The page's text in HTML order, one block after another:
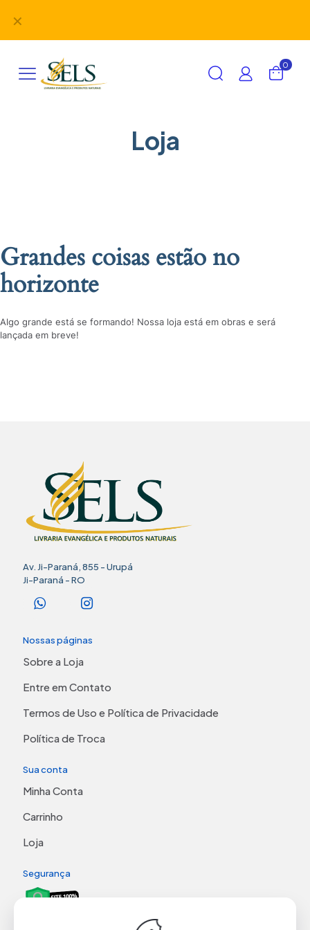
✕
0
Loja
Grandes coisas estão no
horizonte
Algo grande está se formando! Nossa loja está em obras e será
lançada em breve!
Av. Ji-Paraná, 855 - Urupá
Ji-Paraná - RO
Nossas páginas
Sobre a Loja
Entre em Contato
Termos de Uso e Política de Privacidade
Política de Troca
Sua conta
Minha Conta
Carrinho
Loja
Segurança